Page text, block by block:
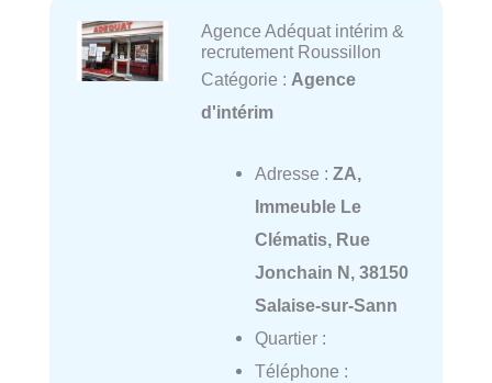
Agence Adéquat intérim &
recrutement Roussillon
Catégorie : Agence
d'intérim
Adresse : ZA,
Immeuble Le
Clématis, Rue
Jonchain N, 38150
Salaise-sur-Sann
Quartier :
Téléphone :